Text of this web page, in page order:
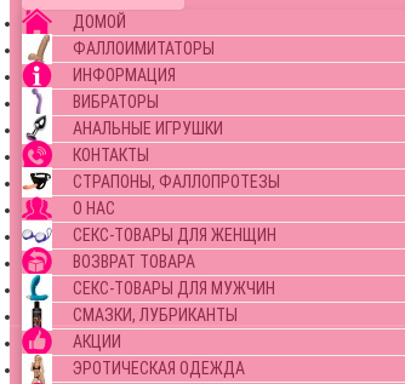
ДОМОЙ
ФАЛЛОИМИТАТОРЫ
ИНФОРМАЦИЯ
ВИБРАТОРЫ
АНАЛЬНЫЕ ИГРУШКИ
КОНТАКТЫ
СТРАПОНЫ, ФАЛЛОПРОТЕЗЫ
О НАС
СЕКС-ТОВАРЫ ДЛЯ ЖЕНЩИН
ВОЗВРАТ ТОВАРА
СЕКС-ТОВАРЫ ДЛЯ МУЖЧИН
СМАЗКИ, ЛУБРИКАНТЫ
АКЦИИ
ЭРОТИЧЕСКАЯ ОДЕЖДА